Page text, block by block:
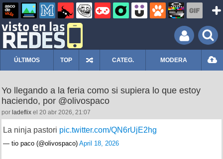
ÚLTIMOS TOP CATEG. MODERA
Yo llegando a la feria como si supiera lo que estoy
haciendo, por @olivospaco
por ladeflix el 20 abr 2026, 21:07
La ninja pastori pic.twitter.com/QN6rUjE2hg
— tio paco (@olivospaco) April 18, 2026